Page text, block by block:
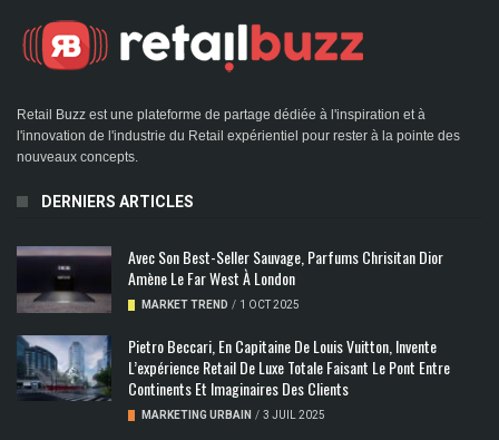
Retail Buzz est une plateforme de partage dédiée à l'inspiration et à
l'innovation de l'industrie du Retail expérientiel pour rester à la pointe des
nouveaux concepts.
DERNIERS ARTICLES
Avec Son Best-Seller Sauvage, Parfums Chrisitan Dior
Amène Le Far West À London
MARKET TREND / 1 OCT 2025
Pietro Beccari, En Capitaine De Louis Vuitton, Invente
L’expérience Retail De Luxe Totale Faisant Le Pont Entre
Continents Et Imaginaires Des Clients
MARKETING URBAIN / 3 JUIL 2025